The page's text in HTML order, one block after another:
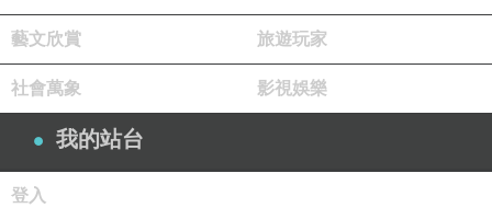
藝文欣賞 旅遊玩家
社會萬象 影視娛樂
我的站台
登入